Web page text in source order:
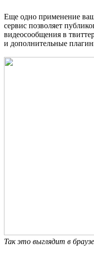
Еще одно применение
сервис позволяет
видеосообщения в
и дополнительные
Так это выглядит в